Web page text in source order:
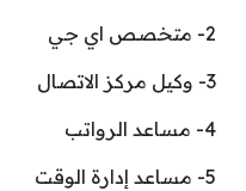
2- متخصص اي جي
3- وكيل مركز الاتصال
4- مساعد الرواتب
5- مساعد إدارة الوقت